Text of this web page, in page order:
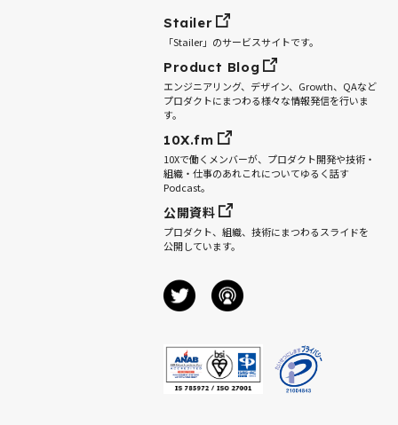
Stailer
「Stailer」のサービスサイトです。
Product Blog
エンジニアリング、デザイン、Growth、QAなど
プロダクトにまつわる様々な情報発信を行いま
す。
10X.fm
10Xで働くメンバーが、プロダクト開発や技術・
組織・仕事のあれこれについてゆるく話す
Podcast。
公開資料
プロダクト、組織、技術にまつわるスライドを
公開しています。